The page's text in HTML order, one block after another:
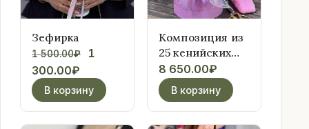
Зефирка
1 500.00₽
Первоначальная
составляла
1
500.00₽.
1
300.00₽
цена:
1
300.00₽.
В корзину
Композиция из
25 кенийских
роз с
гипсофилой
8 650.00₽
В корзину